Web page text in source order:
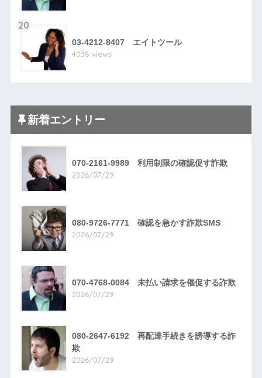
20
03-4212-8407 エイトツール
4038 views
新着エントリー
070-2161-9989 利用制限の確認促す詐欺
2026/07/29
080-9726-7771 確認を急かす詐欺SMS
2026/07/29
070-4768-0084 未払い請求を催促する詐欺
2026/07/29
080-2647-6192 再配達手続きを誘導する詐
欺
2026/07/29